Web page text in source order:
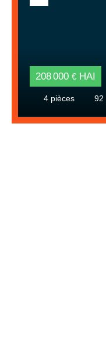
208 000 € HAI
4 pièces 92